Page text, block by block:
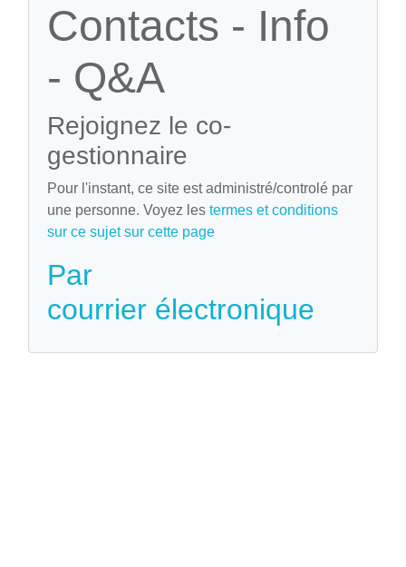
Contacts - Info
- Q&A
Rejoignez le co-
gestionnaire
Pour l'instant, ce site est administré/controlé par
une personne. Voyez les termes et conditions
sur ce sujet sur cette page
Par
courrier électronique